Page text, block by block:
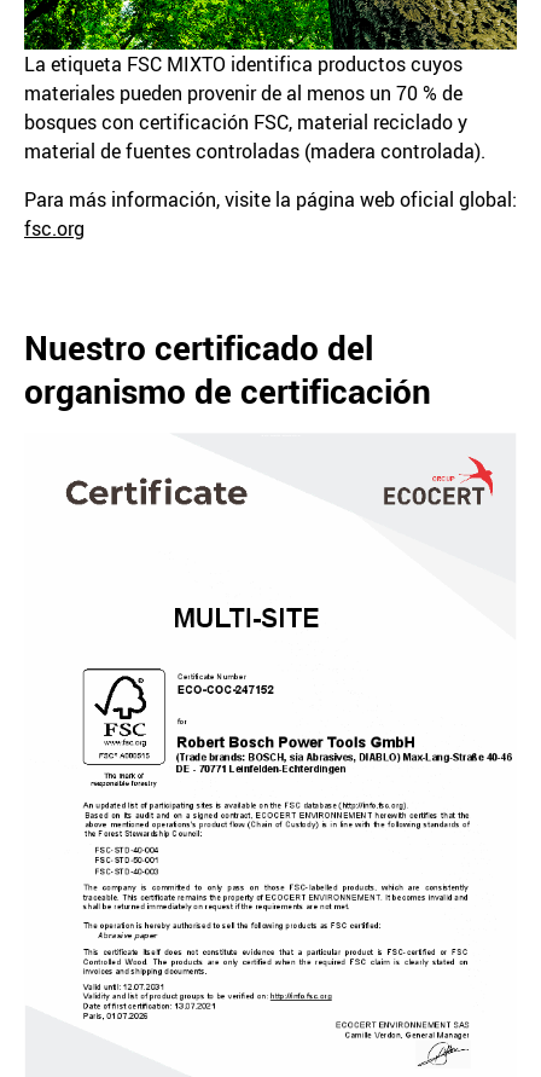
La etiqueta FSC MIXTO identifica productos cuyos
materiales pueden provenir de al menos un 70 % de
bosques con certificación FSC, material reciclado y
material de fuentes controladas (madera controlada).
Para más información, visite la página web oficial global:
fsc.org
Nuestro certificado del
organismo de certificación